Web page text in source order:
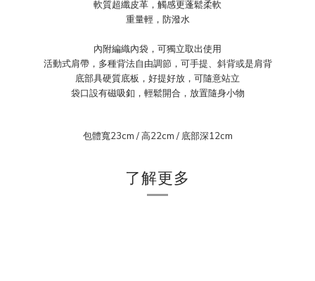
軟質超纖皮革，觸感更蓬鬆柔軟
重量輕，防潑水
內附編織內袋，可獨立取出使用
活動式肩帶，多種背法自由調節，可手提、 斜背或是肩背
底部具硬質底板，好提好放，可隨意站立
袋口設有磁吸釦，輕鬆開合，放置隨身小物
包體寬23cm / 高22cm / 底部深12cm
了解更多